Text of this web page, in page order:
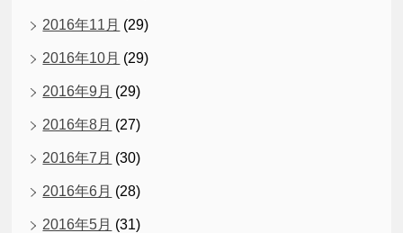
2016年11月 (29)
2016年10月 (29)
2016年9月 (29)
2016年8月 (27)
2016年7月 (30)
2016年6月 (28)
2016年5月 (31)